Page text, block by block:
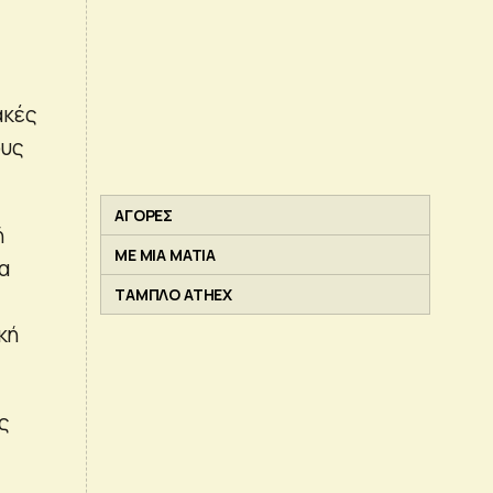
ΑΓΟΡΕΣ
ΜΕ ΜΙΑ ΜΑΤΙΑ
ΤΑΜΠΛΟ ATHEX